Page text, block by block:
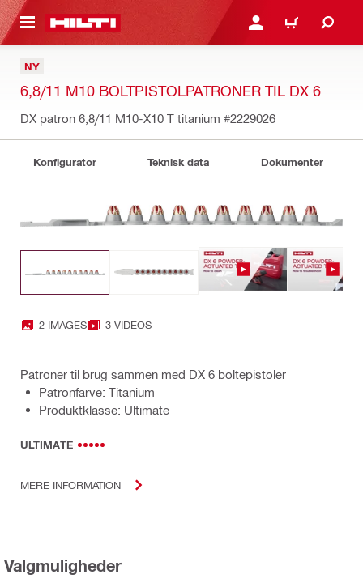
HOVEDINDHOLD LOG IND ELLER
INDKØBSKURV
NY
6,8/11 M10 BOLTPISTOLPATRONER TIL DX 6
DX patron 6,8/11 M10-X10 T titanium #2229026
Konfigurator Teknisk data Dokumenter
2 IMAGES 3 VIDEOS
Patroner til brug sammen med DX 6 boltepistoler
Patronfarve: Titanium
Produktklasse: Ultimate
ULTIMATE
MERE INFORMATION
Valgmuligheder